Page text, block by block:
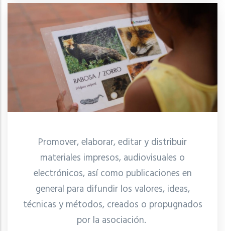
Promover, elaborar, editar y distribuir
materiales impresos, audiovisuales o
electrónicos, así como publicaciones en
general para difundir los valores, ideas,
técnicas y métodos, creados o propugnados
por la asociación.